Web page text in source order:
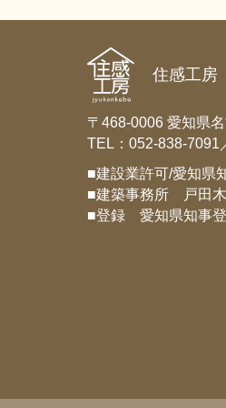
住感工房
〒468-0006 愛知県
TEL：052-838-7091
■建設業許可/愛知県
■建築事務所 戸田
■登録 愛知県知事